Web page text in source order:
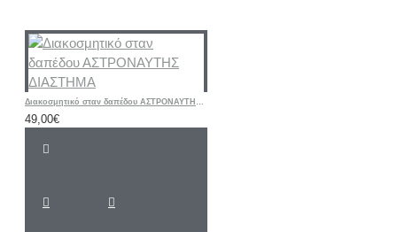
Διακοσμητικό σταν δαπέδου ΑΣΤΡΟΝΑΥΤΗΣ ΔΙΑΣΤΗΜΑ
49,00€